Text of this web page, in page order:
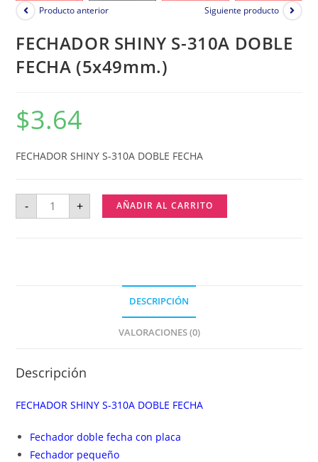
Producto anterior Siguiente producto
FECHADOR SHINY S-310A DOBLE
FECHA (5x49mm.)
$3.64
FECHADOR SHINY S-310A DOBLE FECHA
- + AÑADIR AL CARRITO
DESCRIPCIÓN
VALORACIONES (0)
Descripción
FECHADOR SHINY S-310A DOBLE FECHA
Fechador doble fecha con placa
Fechador pequeño